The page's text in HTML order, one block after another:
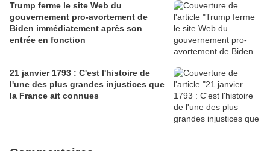
Trump ferme le site Web du
gouvernement pro-avortement de
Biden immédiatement après son
entrée en fonction
21 janvier 1793 : C'est l'histoire de
l'une des plus grandes injustices que
la France ait connues